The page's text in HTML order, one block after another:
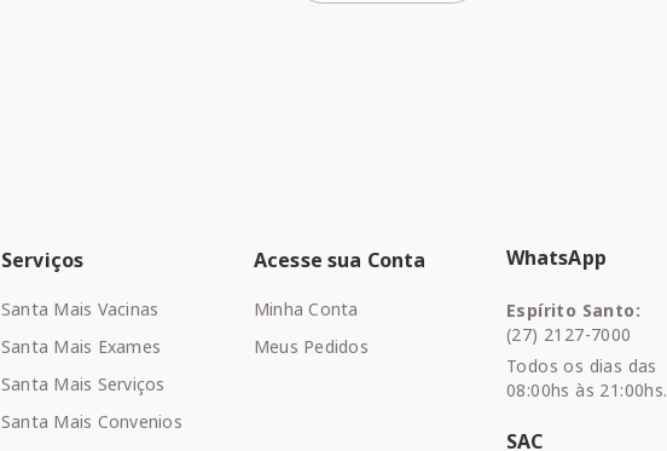
Serviços
Santa Mais Vacinas
Santa Mais Exames
Santa Mais Serviços
Santa Mais Convenios
Acesse sua Conta
Minha Conta
Meus Pedidos
WhatsApp
Espírito Santo:
(27) 2127-7000
Todos os dias das
08:00hs às 21:00hs.
SAC